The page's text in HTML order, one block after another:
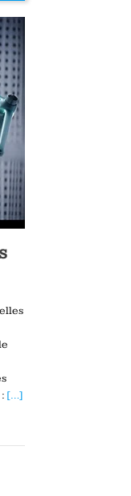
[…]